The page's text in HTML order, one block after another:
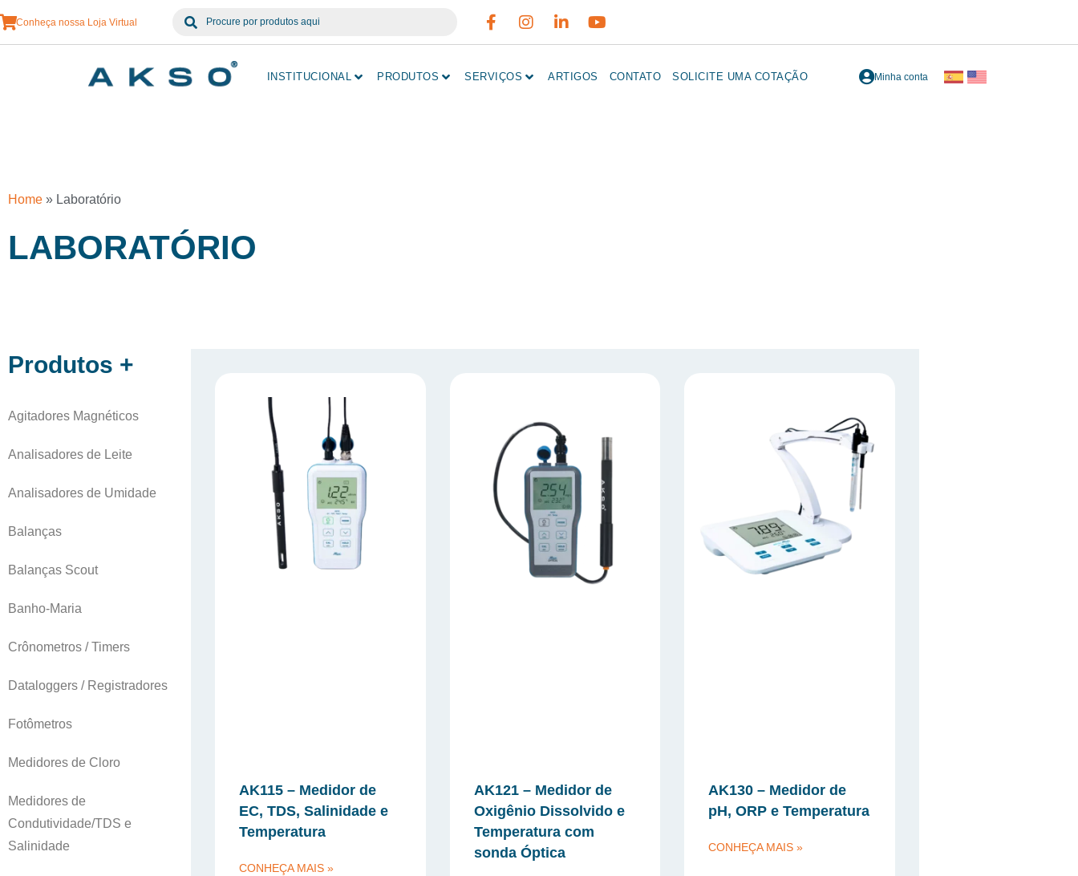
Conheça nossa Loja Virtual
INSTITUCIONAL PRODUTOS SERVIÇOS ARTIGOS CONTATO SOLICITE UMA COTAÇÃO Minha conta
Home » Laboratório
LABORATÓRIO
Produtos +
Agitadores Magnéticos
Analisadores de Leite
Analisadores de Umidade
Balanças
Balanças Scout
Banho-Maria
Crônometros / Timers
Dataloggers / Registradores
Fotômetros
Medidores de Cloro
Medidores de
Condutividade/TDS e
Salinidade
AK115 – Medidor de
EC, TDS, Salinidade e
Temperatura
CONHEÇA MAIS »
AK121 – Medidor de
Oxigênio Dissolvido e
Temperatura com
sonda Óptica
AK130 – Medidor de
pH, ORP e Temperatura
CONHEÇA MAIS »